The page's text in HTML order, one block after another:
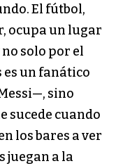
El fútbol,
ocupa un lugar
solo por el
un fanático
sino
sucede cuando
los bares a ver
juegan a la